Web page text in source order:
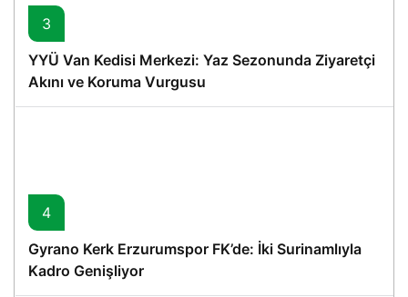
3
YYÜ Van Kedisi Merkezi: Yaz Sezonunda Ziyaretçi
Akını ve Koruma Vurgusu
4
Gyrano Kerk Erzurumspor FK’de: İki Surinamlıyla
Kadro Genişliyor